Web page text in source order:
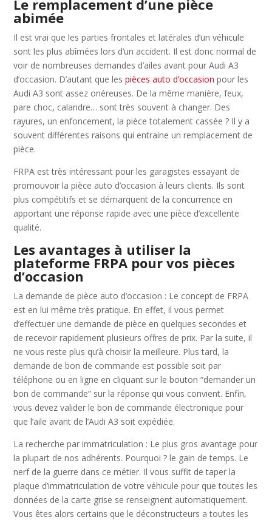
Le remplacement d’une pièce
abimée
Il est vrai que les parties frontales et latérales d’un véhicule
sont les plus abîmées lors d’un accident. Il est donc normal de
voir de nombreuses demandes d’ailes avant pour Audi A3
d’occasion. D’autant que lespièces auto d’occasion pour les
Audi A3 sont assez onéreuses. De la même manière, feux,
pare choc, calandre… sont très souvent à changer. Des
rayures, un enfoncement, la pièce totalement cassée ? Il y a
souvent différentes raisons qui entraine un remplacement de
pièce.
FRPA est très intéressant pour les garagistes essayant de
promouvoir la pièce auto d’occasion à leurs clients. Ils sont
plus compétitifs et se démarquent de la concurrence en
apportant une réponse rapide avec une pièce d’excellente
qualité.
Les avantages à utiliser la
plateforme FRPA pour vos pièces
d’occasion
La demande de pièce auto d’occasion : Le concept de FRPA
est en lui même très pratique. En effet, il vous permet
d’effectuer une demande de pièce en quelques secondes et
de recevoir rapidement plusieurs offres de prix. Par la suite, il
ne vous reste plus qu’à choisir la meilleure. Plus tard, la
demande de bon de commande est possible soit par
téléphone ou en ligne en cliquant sur le bouton “demander un
bon de commande” sur la réponse qui vous convient. Enfin,
vous devez valider le bon de commande électronique pour
que l’aile avant de l’Audi A3 soit expédiée.
La recherche par immatriculation : Le plus gros avantage pour
la plupart de nos adhérents. Pourquoi ? le gain de temps. Le
nerf de la guerre dans ce métier. Il vous suffit de taper la
plaque d’immatriculation de votre véhicule pour que toutes les
données de la carte grise se renseignent automatiquement.
Vous êtes alors certains que le déconstructeurs a toutes les